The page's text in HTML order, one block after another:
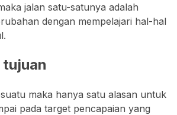
jalan satu-satunya adalah
dengan mempelajari hal-hal
tujuan
maka hanya satu alasan untuk
pada target pencapaian yang